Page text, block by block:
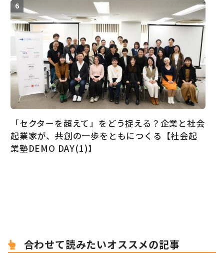
「セクターを超えて」をどう捉える？企業と社会
起業家が、共創の一歩をともにつくる【社会起
業塾DEMO DAY(1)】
合わせて読みたいオススメの記事